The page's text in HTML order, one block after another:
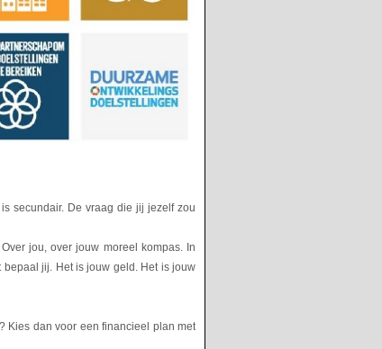
secundair. De vraag die jij jezelf zou
jou, over jouw moreel kompas. In
jij. Het is jouw geld. Het is jouw
Kies dan voor een financieel plan met